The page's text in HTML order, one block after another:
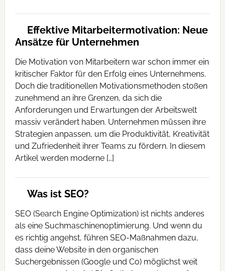
Effektive Mitarbeitermotivation: Neue
Ansätze für Unternehmen
Die Motivation von Mitarbeitern war schon immer ein
kritischer Faktor für den Erfolg eines Unternehmens.
Doch die traditionellen Motivationsmethoden stoßen
zunehmend an ihre Grenzen, da sich die
Anforderungen und Erwartungen der Arbeitswelt
massiv verändert haben. Unternehmen müssen ihre
Strategien anpassen, um die Produktivität, Kreativität
und Zufriedenheit ihrer Teams zu fördern. In diesem
Artikel werden moderne […]
Was ist SEO?
SEO (Search Engine Optimization) ist nichts anderes
als eine Suchmaschinenoptimierung. Und wenn du
es richtig angehst, führen SEO-Maßnahmen dazu,
dass deine Website in den organischen
Suchergebnissen (Google und Co) möglichst weit